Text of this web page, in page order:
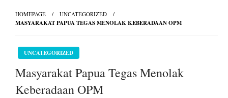
HOMEPAGE UNCATEGORIZED
MASYARAKAT PAPUA TEGAS MENOLAK KEBERADAAN OPM
UNCATEGORIZED
Masyarakat Papua Tegas Menolak
Keberadaan OPM